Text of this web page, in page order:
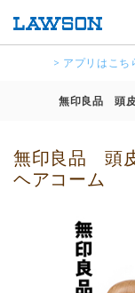
> アプリはこち
無印良品 頭皮
無印良品 頭
ヘアコーム